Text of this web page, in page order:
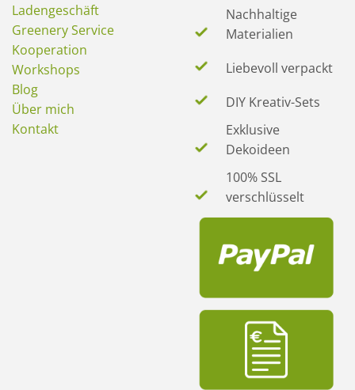
Ladengeschäft
Greenery Service
Kooperation
Workshops
Blog
Über mich
Kontakt
Nachhaltige
Materialien
Liebevoll verpackt
DIY Kreativ-Sets
Exklusive
Dekoideen
100% SSL
verschlüsselt